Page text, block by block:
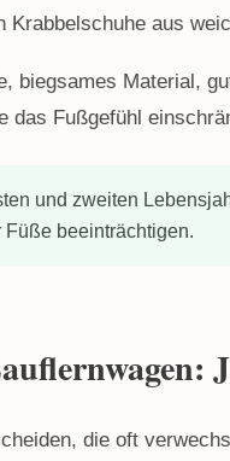
aus
biegsames Material,
das Fußgefühl
und zweiten
beeinträchtigen.
die oft